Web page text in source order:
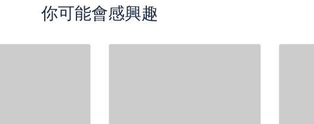
你可能會感興趣